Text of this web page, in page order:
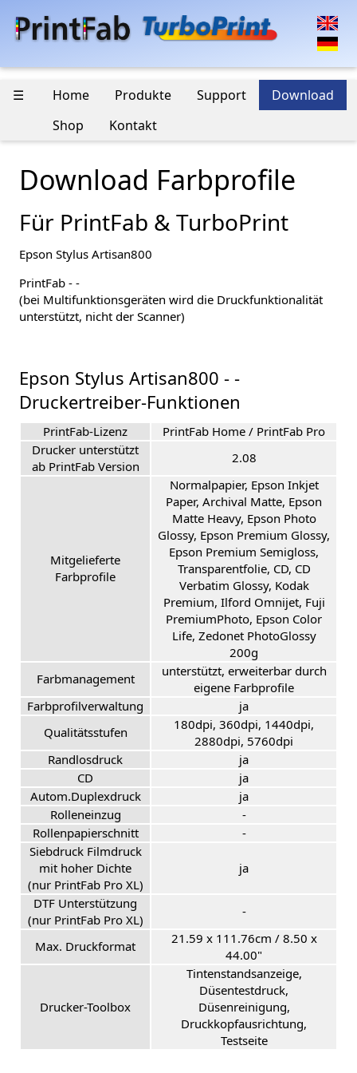
☰ Home Produkte Support
Download
Shop
Kontakt
Download Farbprofile
Für PrintFab & TurboPrint
Epson Stylus Artisan800
PrintFab - -
(bei Multifunktionsgeräten wird die Druckfunktionalität
unterstützt, nicht der Scanner)
Epson Stylus Artisan800 - -
Druckertreiber-Funktionen
PrintFab-Lizenz
PrintFab Home / PrintFab Pro
Drucker unterstützt
ab PrintFab Version
2.08
Mitgelieferte
Farbprofile
Normalpapier, Epson Inkjet
Paper, Archival Matte, Epson
Matte Heavy, Epson Photo
Glossy, Epson Premium Glossy,
Epson Premium Semigloss,
Transparentfolie, CD, CD
Verbatim Glossy, Kodak
Premium, Ilford Omnijet, Fuji
PremiumPhoto, Epson Color
Life, Zedonet PhotoGlossy
200g
Farbmanagement
unterstützt, erweiterbar durch
eigene Farbprofile
Farbprofilverwaltung
ja
Qualitätsstufen
180dpi, 360dpi, 1440dpi,
2880dpi, 5760dpi
Randlosdruck
ja
CD
ja
Autom.Duplexdruck
ja
Rolleneinzug
-
Rollenpapierschnitt
-
Siebdruck Filmdruck
mit hoher Dichte
(nur PrintFab Pro XL)
ja
DTF Unterstützung
(nur PrintFab Pro XL)
-
Max. Druckformat
21.59 x 111.76cm / 8.50 x
44.00"
Drucker-Toolbox
Tintenstandsanzeige,
Düsentestdruck,
Düsenreinigung,
Druckkopfausrichtung,
Testseite